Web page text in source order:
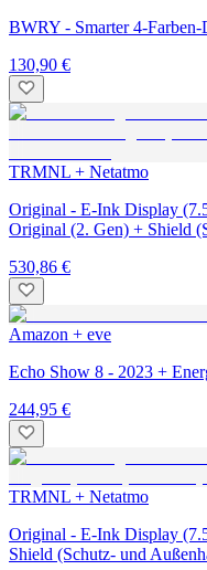
BWRY - Smarter 4-
130,90 €
TRMNL + Netatmo
Original - E-Ink Display
Original (2. Gen) + Shield
530,86 €
Amazon + eve
Echo Show 8 - 2023 +
244,95 €
TRMNL + Netatmo
Original - E-Ink Display
Shield (Schutz- und